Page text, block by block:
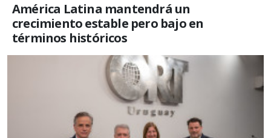
América Latina mantendrá un
crecimiento estable pero bajo en
términos históricos